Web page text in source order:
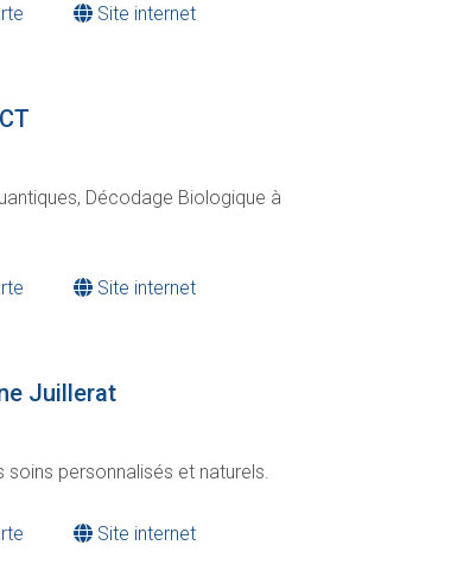
Site internet
Décodage Biologique à
Site internet
Juillerat
personnalisés et naturels.
Site internet